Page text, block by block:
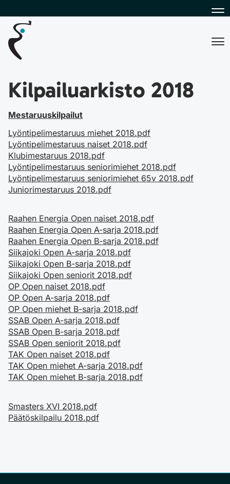
Kilpailuarkisto 2018
Mestaruuskilpailut
Lyöntipelimestaruus miehet 2018.pdf
Lyöntipelimestaruus naiset 2018.pdf
Klubimestaruus 2018.pdf
Lyöntipelimestaruus seniorimiehet 2018.pdf
Lyöntipelimestaruus seniorimiehet 65v 2018.pdf
Juniorimestaruus 2018.pdf
Raahen Energia Open naiset 2018.pdf
Raahen Energia Open A-sarja 2018.pdf
Raahen Energia Open B-sarja 2018.pdf
Siikajoki Open A-sarja 2018.pdf
Siikajoki Open B-sarja 2018.pdf
Siikajoki Open seniorit 2018.pdf
OP Open naiset 2018.pdf
OP Open A-sarja 2018.pdf
OP Open miehet B-sarja 2018.pdf
SSAB Open A-sarja 2018.pdf
SSAB Open B-sarja 2018.pdf
SSAB Open seniorit 2018.pdf
TAK Open naiset 2018.pdf
TAK Open miehet A-sarja 2018.pdf
TAK Open miehet B-sarja 2018.pdf
Smasters XVI 2018.pdf
Päätöskilpailu 2018.pdf